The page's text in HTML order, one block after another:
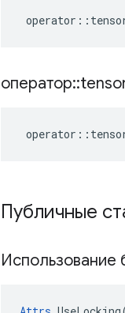
operator ::
оператор::
operator ::
Публичные
Использование